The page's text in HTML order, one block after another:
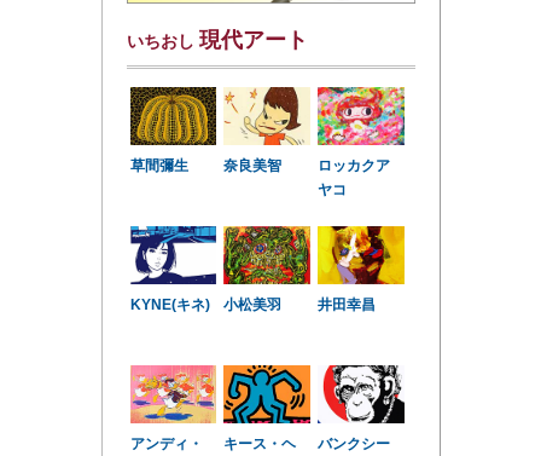
いちおし 現代アート
草間彌生 奈良美智
ロッカクア
ヤコ
KYNE(キネ) 小松美羽 井田幸昌
アンディ・
キース・ヘ
バンクシー